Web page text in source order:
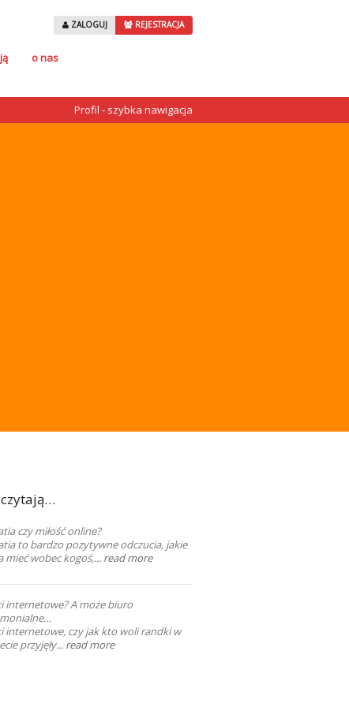
ZALOGUJ REJESTRACJA
o nas
Profil - szybka nawigacja
czy miłość online?
to bardzo pozytywne odczucia, jakie
mieć wobec kogoś,... read more
internetowe? A może biuro
internetowe, czy jak kto woli randki w
przyjęły... read more